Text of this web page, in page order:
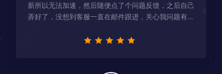
新所以无法加速，然后随便点了个问题反馈，之后自己
弄好了，没想到客服一直在邮件跟进，关心我问题有没